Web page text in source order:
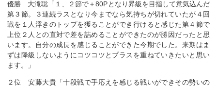
優勝 大滝聡「１、２節で＋80Pとなり昇級を目指して意気込んだ
第３節。３連続ラスとなり今までなら気持ちが切れていたが４回
戦を１人浮きのトップを獲ることができ行けると感じた第４節で
上位２人との直対で差を詰めることができたのが勝因だったと思
います。自分の成長を感じることができた今期でした。来期はま
ずは降級しないようにコツコツとプラスを重ねていきたいと思い
ます。」
２位 安藤大貴「十段戦で手応えを感じる戦いができその勢いの